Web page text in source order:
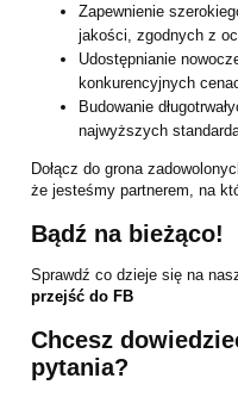
Zapewnienie
jakości, zgodnych z
Udostępnianie
konkurencyjnych
Budowanie
najwyższych
Dołącz do grona
że jesteśmy partnerem, na
Bądź na bieżąco!
Sprawdź co dzieje się na
przejść do FB
Chcesz
pytania?